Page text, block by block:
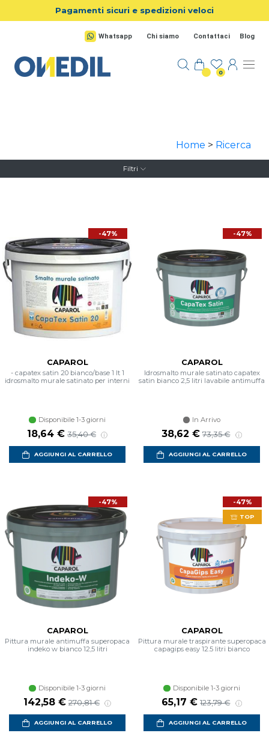
Salta al contenuto principale
Pagamenti sicuri e spedizioni veloci
Whatsapp Chi siamo Contattaci Blog
0
Home > Ricerca
Filtri
-47%
CAPAROL
- capatex satin 20 bianco/base 1 lt 1
idrosmalto murale satinato per interni
Disponibile 1-3 giorni
18,64 € 35,40 €
AGGIUNGI AL CARRELLO
-47%
CAPAROL
Idrosmalto murale satinato capatex
satin bianco 2,5 litri lavabile antimuffa
In Arrivo
38,62 € 73,35 €
AGGIUNGI AL CARRELLO
-47%
CAPAROL
Pittura murale antimuffa superopaca
indeko w bianco 12,5 litri
Disponibile 1-3 giorni
142,58 € 270,81 €
AGGIUNGI AL CARRELLO
-47%
TOP
CAPAROL
Pittura murale traspirante superopaca
capagips easy 12.5 litri bianco
Disponibile 1-3 giorni
65,17 € 123,79 €
AGGIUNGI AL CARRELLO